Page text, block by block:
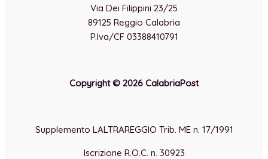
Via Dei Filippini 23/25
89125 Reggio Calabria
P.Iva/CF 03388410791
Copyright © 2026 CalabriaPost
Supplemento LALTRAREGGIO Trib. ME n. 17/1991
Iscrizione R.O.C. n. 30923